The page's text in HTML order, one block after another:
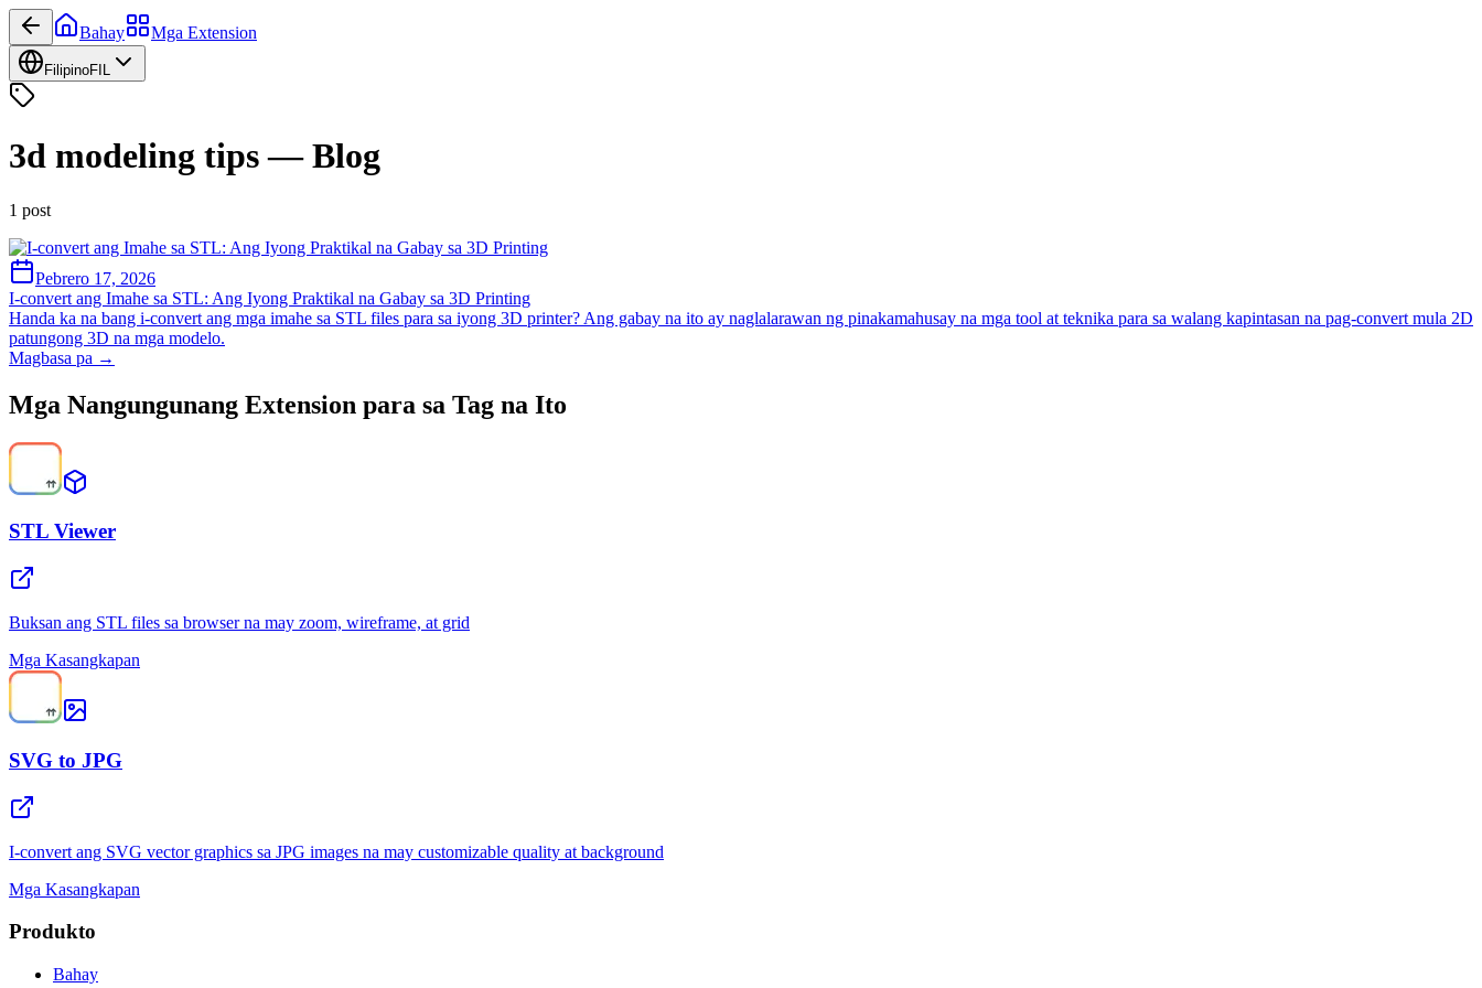
Bahay Mga Extension
FilipinoFIL
3d modeling tips—Blog
1 post
Pebrero 17, 2026
I-convert ang Imahe sa STL: Ang Iyong Praktikal na Gabay sa 3D Printing
Handa ka na bang i-convert ang mga imahe sa STL files para sa iyong 3D printer? Ang gabay na ito ay naglalarawan ng pinakamahusay na mga tool at teknika para sa walang kapintasan na pag-convert mula 2D
patungong 3D na mga modelo.
Magbasa pa →
Mga Nangungunang Extension para sa Tag na Ito
STL Viewer
Buksan ang STL files sa browser na may zoom, wireframe, at grid
Mga Kasangkapan
SVG to JPG
I-convert ang SVG vector graphics sa JPG images na may customizable quality at background
Mga Kasangkapan
Produkto
Bahay